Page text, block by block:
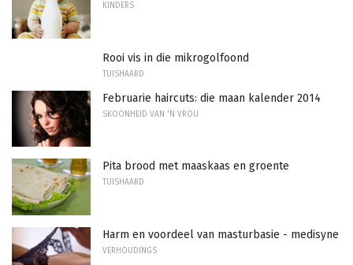
KINDERS
Rooi vis in die mikrogolfoond
TUISHAARD
Februarie haircuts: die maan kalender 2014
SKOONHEID VAN 'N VROU
Pita brood met maaskaas en groente
TUISHAARD
Harm en voordeel van masturbasie - medisyne
VERHOUDINGS